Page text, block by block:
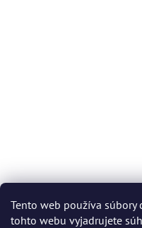
Tento web používa súbory
tohto webu vyjadrujete